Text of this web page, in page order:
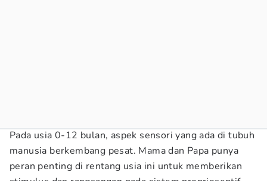
Pada usia 0-12 bulan, aspek sensori yang ada di tubuh
manusia berkembang pesat. Mama dan Papa punya
peran penting di rentang usia ini untuk memberikan